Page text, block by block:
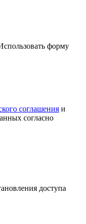
форму
соглашения и
согласно
доступа